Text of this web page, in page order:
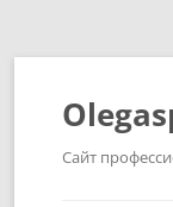
Сайт